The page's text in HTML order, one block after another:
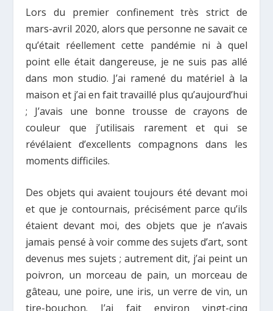
Lors du premier confinement très strict de
mars-avril 2020, alors que personne ne savait ce
qu’était réellement cette pandémie ni à quel
point elle était dangereuse, je ne suis pas allé
dans mon studio. J’ai ramené du matériel à la
maison et j’ai en fait travaillé plus qu’aujourd’hui
; J’avais une bonne trousse de crayons de
couleur que j’utilisais rarement et qui se
révélaient d’excellents compagnons dans les
moments difficiles.
Des objets qui avaient toujours été devant moi
et que je contournais, précisément parce qu’ils
étaient devant moi, des objets que je n’avais
jamais pensé à voir comme des sujets d’art, sont
devenus mes sujets ; autrement dit, j’ai peint un
poivron, un morceau de pain, un morceau de
gâteau, une poire, une iris, un verre de vin, un
tire-bouchon. J’ai fait environ vingt-cinq